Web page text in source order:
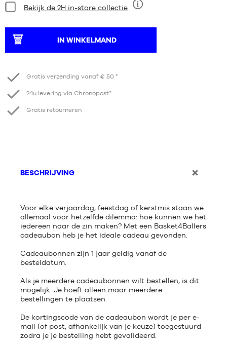
Bekijk de 2H in-store collectie
IN WINKELMAND
Gratis verzending vanaf € 50 *
24u levering via Chronopost*.
Gratis retourneren
BESCHRIJVING
Voor elke verjaardag, feestdag of kerstmis staan we
allemaal voor hetzelfde dilemma: hoe kunnen we het
iedereen naar de zin maken? Met een Basket4Ballers
cadeaubon heb je het ideale cadeau gevonden.
Cadeaubonnen zijn 1 jaar geldig vanaf de
besteldatum.
Als je meerdere cadeaubonnen wilt bestellen, is dit
mogelijk. Je hoeft alleen maar meerdere
bestellingen te plaatsen.
De kortingscode van de cadeaubon wordt je per e-
mail (of post, afhankelijk van je keuze) toegestuurd
zodra je je bestelling hebt gevalideerd.